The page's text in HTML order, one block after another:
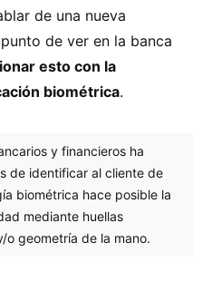
de una nueva
de ver en la banca
esto con la
biométrica.
y financieros ha
de identificar al cliente de
biométrica hace posible la
mediante huellas
geometría de la mano.